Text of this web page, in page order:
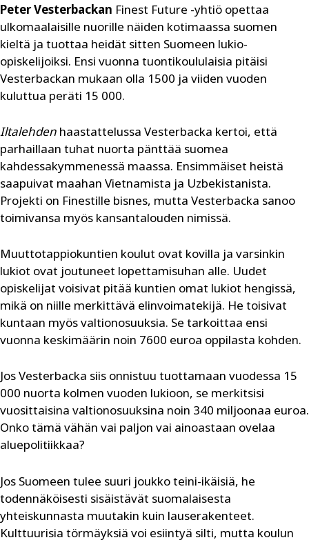
Peter Vesterbackan Finest Future -yhtiö opettaa
ulkomaalaisille nuorille näiden kotimaassa suomen
kieltä ja tuottaa heidät sitten Suomeen lukio-
opiskelijoiksi. Ensi vuonna tuontikoululaisia pitäisi
Vesterbackan mukaan ­olla 1500 ja viiden vuoden
kuluttua peräti 15 000.
Iltalehden haastattelussa Vesterbacka kertoi, että
parhaillaan tuhat nuorta pänttää suomea
kahdessakymmenessä maassa. Ensimmäiset heistä
saapuivat maahan Vietnamista ja Uzbekistanista.
Projekti on Finestille bisnes, mutta Vesterbacka sanoo
toimivansa myös kansantalouden nimissä.
Muuttotappiokuntien koulut ovat kovilla ja varsinkin
lukiot ovat joutuneet lopettamisuhan alle. Uudet
opiskelijat voisivat pitää kuntien omat lukiot hengissä,
mikä on niille merkittävä elinvoimatekijä. He toisivat
kuntaan myös valtionosuuksia. Se tarkoittaa ensi
vuonna keskimäärin noin 7600 euroa oppilasta kohden.
Jos Vesterbacka siis onnistuu tuottamaan vuodessa 15
000 nuorta kolmen vuoden lukioon, se merkitsisi
vuosittaisina valtionosuuksina noin 340 miljoonaa euroa.
Onko tämä vähän vai paljon vai ainoastaan ovelaa
aluepolitiikkaa?
Jos Suomeen tulee suuri joukko teini-ikäisiä, he
todennäköisesti sisäistävät suomalaisesta
yhteiskunnasta muutakin kuin lauserakenteet.
Kulttuurisia törmäyksiä voi esiintyä silti, mutta koulun